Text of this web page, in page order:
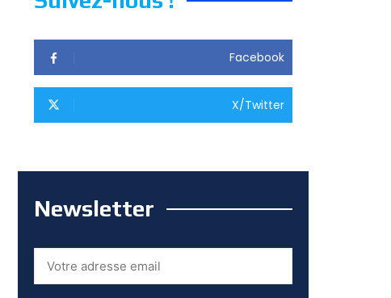
Facebook
X/Twitter
Newsletter